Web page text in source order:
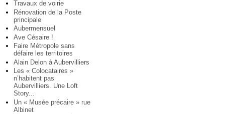
Travaux de voirie
Rénovation de la Poste
principale
Aubermensuel
Ave Césaire !
Faire Métropole sans
défaire les territoires
Alain Delon à Aubervilliers
Les « Colocataires »
n’habitent pas
Aubervilliers. Une Loft
Story...
Un « Musée précaire » rue
Albinet